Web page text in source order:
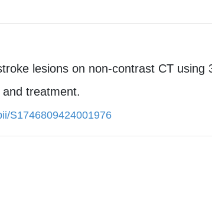
lesions on non-contrast CT using
treatment.
S1746809424001976